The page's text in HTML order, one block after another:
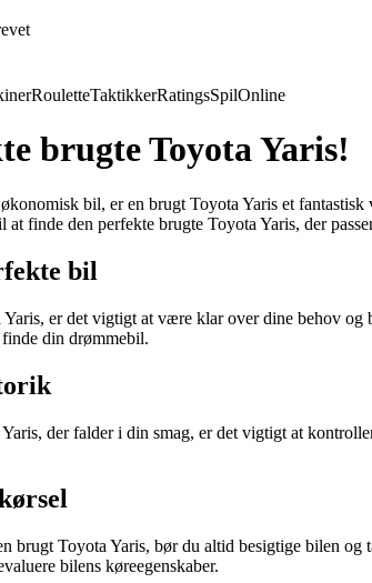
RouletteTaktikkerRatingsSpilOnline
brugte Toyota Yaris!
bil, er en brugt Toyota Yaris et
finde den perfekte brugte Toyota Yaris, der
bil
er det vigtigt at være klar over dine behov
din drømmebil.
der falder i din smag, er det vigtigt at
brugt Toyota Yaris, bør du altid besigtige bilen
bilens køreegenskaber.